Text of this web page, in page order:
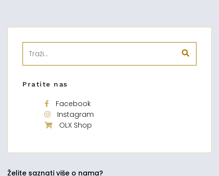
Pratite nas
Facebook
Instagram
OLX Shop
Želite saznati više o nama?